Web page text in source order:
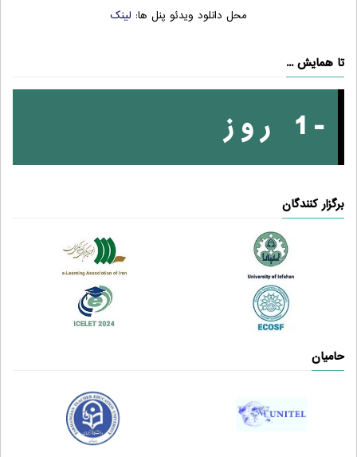
محل دانلود ویدئو پنل ها: لینک
تا همایش ...
-1 روز
برگزار کنندگان
حامیان